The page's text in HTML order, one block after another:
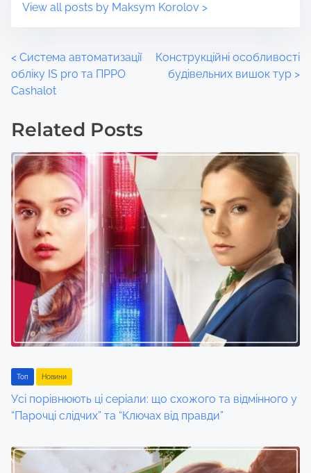
View all posts by Maksym Korolov >
P
o
s
s
n
a
v
i
a
t
i
o
n
< Система автоматизації
обліку IS pro та ПРРО
Cashalot
Конструкційні особливості
будівельних вишок тур >
Related Posts
Toп Новини
Усі порівнюють ці серіали: що схожого та відмінного у
“Парочці слідчих” та “Ключах від правди”